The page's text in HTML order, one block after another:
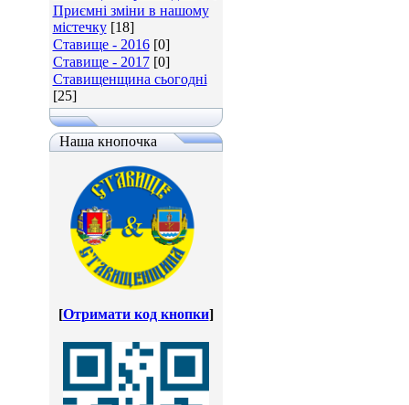
Приємні зміни в нашому
містечку [18]
Ставище - 2016 [0]
Ставище - 2017 [0]
Ставищенщина сьогодні
[25]
Наша кнопочка
[Отримати код кнопки]